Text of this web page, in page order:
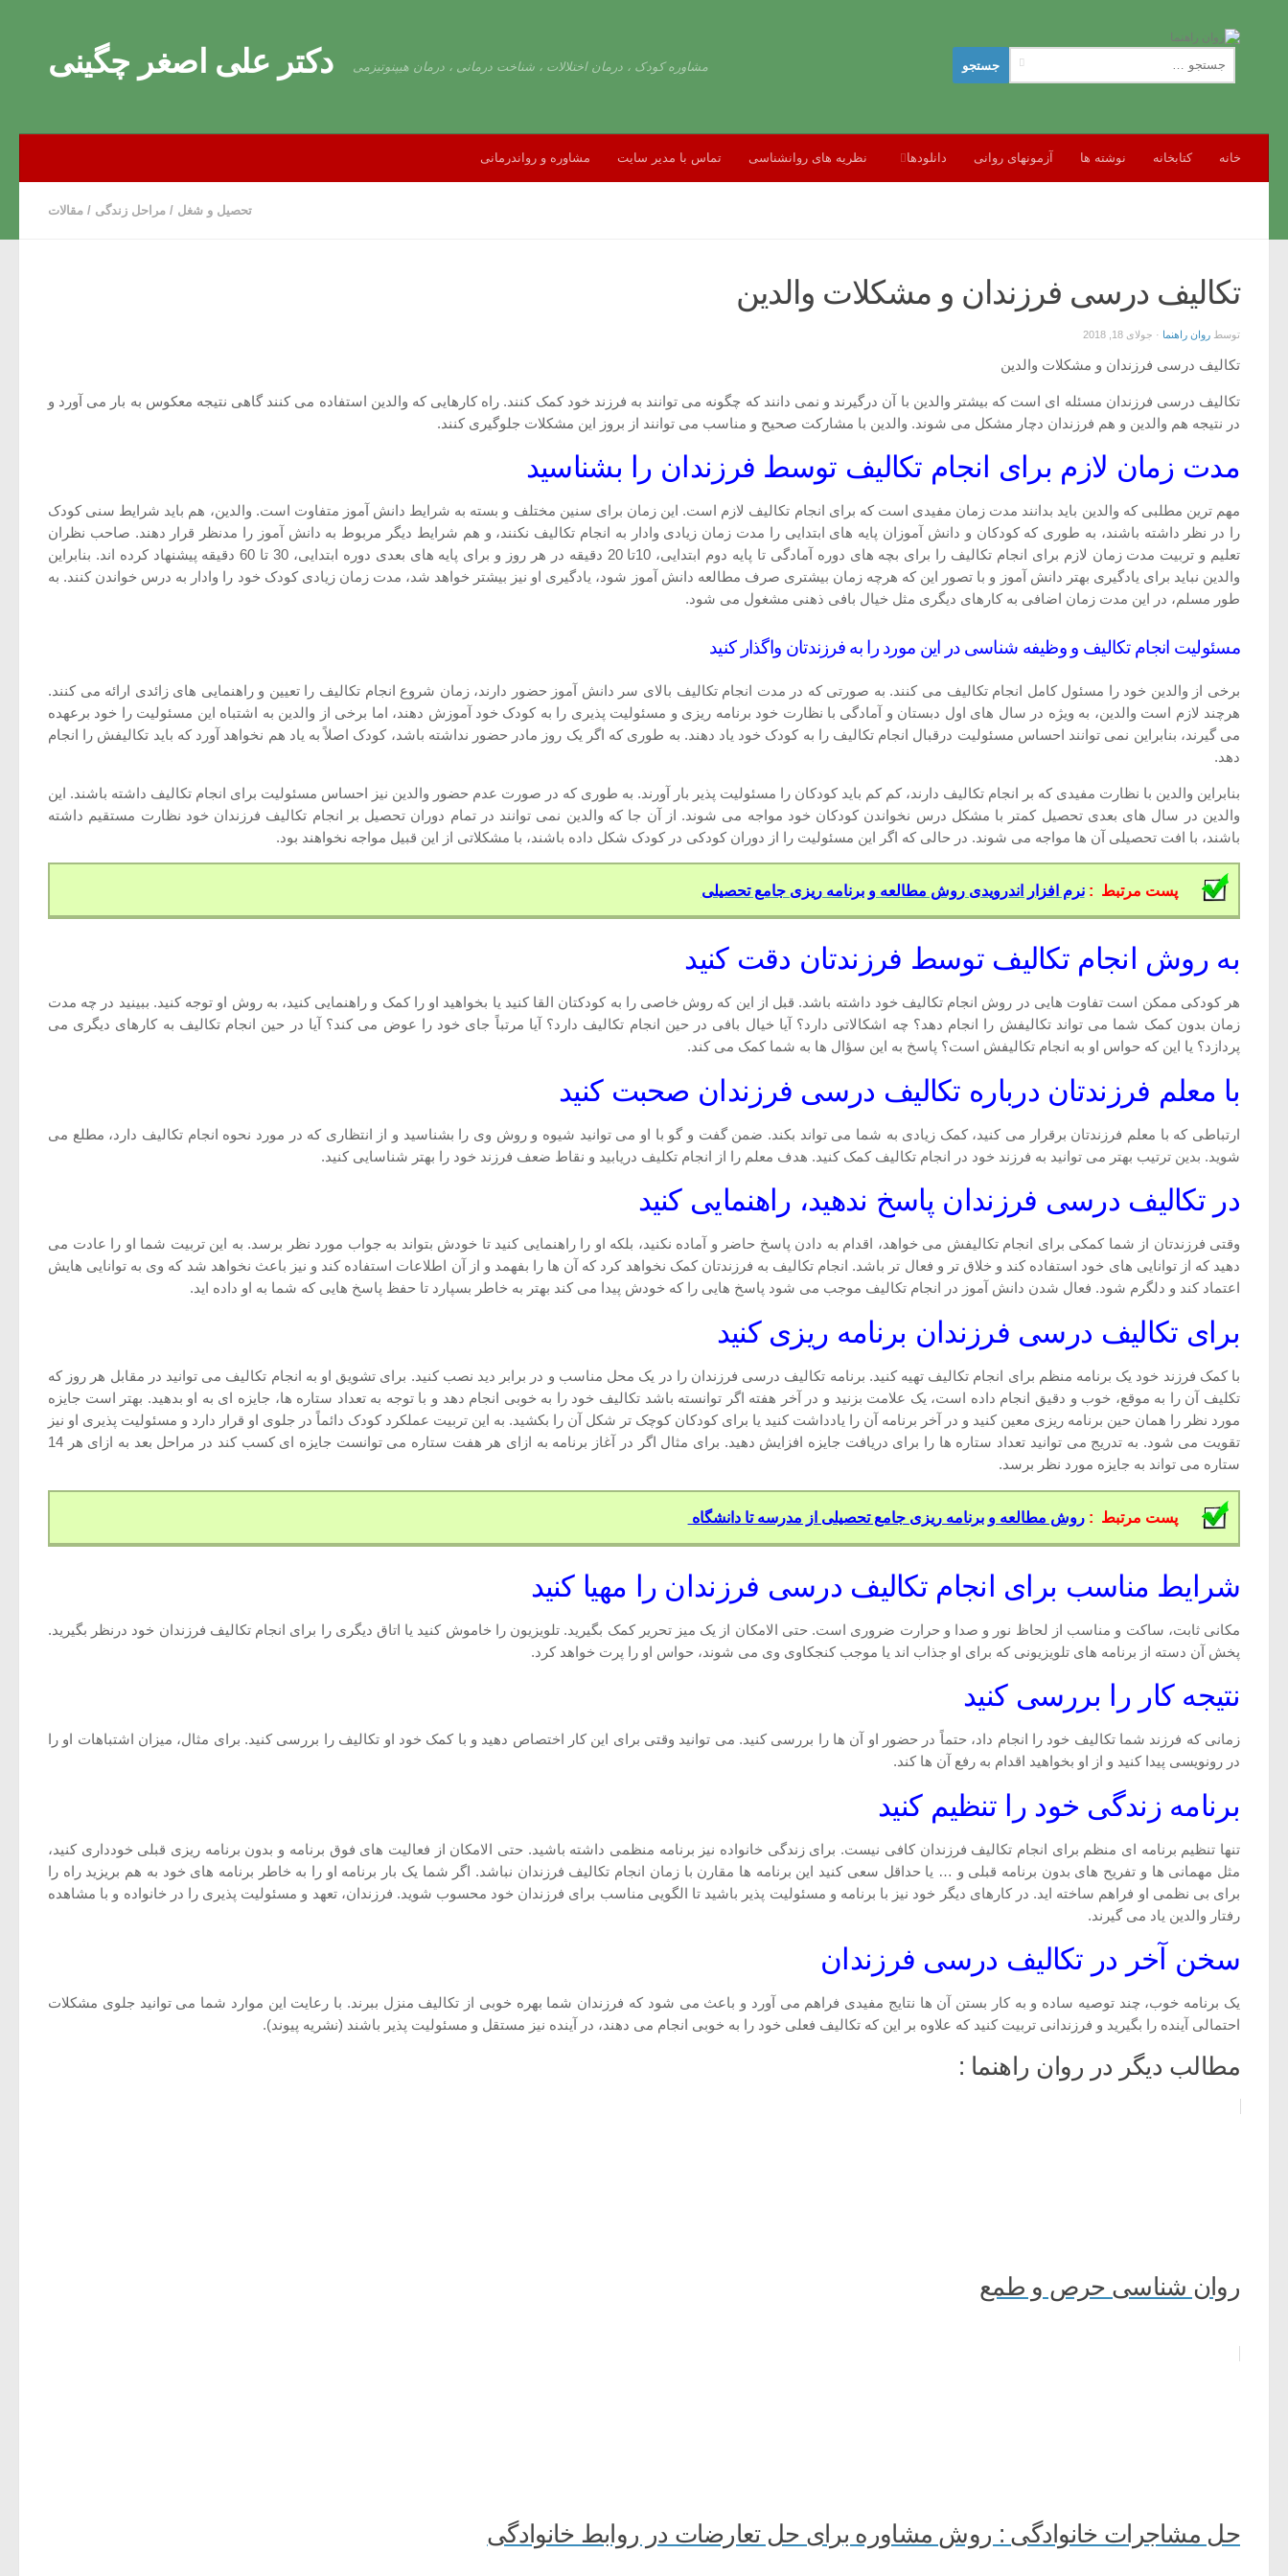
دکتر علی اصغر چگینی مشاوره کودک ، درمان اختلالات ، شناخت درمانی ، درمان هیپنوتیزمی
برای:
خانه کتابخانه نوشته ها آزمونهای روانی دانلودها نظریه های روانشناسی تماس با مدیر سایت مشاوره و رواندرمانی
تحصیل و شغل / مراحل زندگی / مقالات
تکالیف درسی فرزندان و مشکلات والدین
توسط روان راهنما · جولای 18, 2018
تکالیف درسی فرزندان و مشکلات والدین
تکالیف درسی فرزندان مسئله ای است که بیشتر والدین با آن درگیرند و نمی دانند که چگونه می توانند به فرزند خود کمک کنند. راه کارهایی که والدین استفاده می کنند گاهی نتیجه معکوس به بار می آورد و
در نتیجه هم والدین و هم فرزندان دچار مشکل می شوند. والدین با مشارکت صحیح و مناسب می توانند از بروز این مشکلات جلوگیری کنند.
مدت زمان لازم برای انجام تکالیف توسط فرزندان را بشناسید
مهم ترین مطلبی که والدین باید بدانند مدت زمان مفیدی است که برای انجام تکالیف لازم است. این زمان برای سنین مختلف و بسته به شرایط دانش آموز متفاوت است. والدین، هم باید شرایط سنی کودک
را در نظر داشته باشند، به طوری که کودکان و دانش آموزان پایه های ابتدایی را مدت زمان زیادی وادار به انجام تکالیف نکنند، و هم شرایط دیگر مربوط به دانش آموز را مدنظر قرار دهند. صاحب نظران
تعلیم و تربیت مدت زمان لازم برای انجام تکالیف را برای بچه های دوره آمادگی تا پایه دوم ابتدایی، 10تا 20 دقیقه در هر روز و برای پایه های بعدی دوره ابتدایی، 30 تا 60 دقیقه پیشنهاد کرده اند. بنابراین
والدین نباید برای یادگیری بهتر دانش آموز و با تصور این که هرچه زمان بیشتری صرف مطالعه دانش آموز شود، یادگیری او نیز بیشتر خواهد شد، مدت زمان زیادی کودک خود را وادار به درس خواندن کنند. به
طور مسلم، در این مدت زمان اضافی به کارهای دیگری مثل خیال بافی ذهنی مشغول می شود.
مسئولیت انجام تکالیف و وظیفه شناسی در این مورد را به فرزندتان واگذار کنید
برخی از والدین خود را مسئول کامل انجام تکالیف می کنند. به صورتی که در مدت انجام تکالیف بالای سر دانش آموز حضور دارند، زمان شروع انجام تکالیف را تعیین و راهنمایی های زائدی ارائه می کنند.
هرچند لازم است والدین، به ویژه در سال های اول دبستان و آمادگی با نظارت خود برنامه ریزی و مسئولیت پذیری را به کودک خود آموزش دهند، اما برخی از والدین به اشتباه این مسئولیت را خود برعهده
می گیرند، بنابراین نمی توانند احساس مسئولیت درقبال انجام تکالیف را به کودک خود یاد دهند. به طوری که اگر یک روز مادر حضور نداشته باشد، کودک اصلاً به یاد هم نخواهد آورد که باید تکالیفش را انجام
دهد.
بنابراین والدین با نظارت مفیدی که بر انجام تکالیف دارند، کم کم باید کودکان را مسئولیت پذیر بار آورند. به طوری که در صورت عدم حضور والدین نیز احساس مسئولیت برای انجام تکالیف داشته باشند. این
والدین در سال های بعدی تحصیل کمتر با مشکل درس نخواندن کودکان خود مواجه می شوند. از آن جا که والدین نمی توانند در تمام دوران تحصیل بر انجام تکالیف فرزندان خود نظارت مستقیم داشته
باشند، با افت تحصیلی آن ها مواجه می شوند. در حالی که اگر این مسئولیت را از دوران کودکی در کودک شکل داده باشند، با مشکلاتی از این قبیل مواجه نخواهند بود.
پست مرتبط :نرم افزار اندرویدی روش مطالعه و برنامه ریزی جامع تحصیلی
به روش انجام تکالیف توسط فرزندتان دقت کنید
هر کودکی ممکن است تفاوت هایی در روش انجام تکالیف خود داشته باشد. قبل از این که روش خاصی را به کودکتان القا کنید یا بخواهید او را کمک و راهنمایی کنید، به روش او توجه کنید. ببینید در چه مدت
زمان بدون کمک شما می تواند تکالیفش را انجام دهد؟ چه اشکالاتی دارد؟ آیا خیال بافی در حین انجام تکالیف دارد؟ آیا مرتباً جای خود را عوض می کند؟ آیا در حین انجام تکالیف به کارهای دیگری می
پردازد؟ یا این که حواس او به انجام تکالیفش است؟ پاسخ به این سؤال ها به شما کمک می کند.
با معلم فرزندتان درباره تکالیف درسی فرزندان صحبت کنید
ارتباطی که با معلم فرزندتان برقرار می کنید، کمک زیادی به شما می تواند بکند. ضمن گفت و گو با او می توانید شیوه و روش وی را بشناسید و از انتظاری که در مورد نحوه انجام تکالیف دارد، مطلع می
شوید. بدین ترتیب بهتر می توانید به فرزند خود در انجام تکالیف کمک کنید. هدف معلم را از انجام تکلیف دریابید و نقاط ضعف فرزند خود را بهتر شناسایی کنید.
در تکالیف درسی فرزندان پاسخ ندهید، راهنمایی کنید
وقتی فرزندتان از شما کمکی برای انجام تکالیفش می خواهد، اقدام به دادن پاسخ حاضر و آماده نکنید، بلکه او را راهنمایی کنید تا خودش بتواند به جواب مورد نظر برسد. به این تربیت شما او را عادت می
دهید که از توانایی های خود استفاده کند و خلاق تر و فعال تر باشد. انجام تکالیف به فرزندتان کمک نخواهد کرد که آن ها را بفهمد و از آن اطلاعات استفاده کند و نیز باعث نخواهد شد که وی به توانایی هایش
اعتماد کند و دلگرم شود. فعال شدن دانش آموز در انجام تکالیف موجب می شود پاسخ هایی را که خودش پیدا می کند بهتر به خاطر بسپارد تا حفظ پاسخ هایی که شما به او داده اید.
برای تکالیف درسی فرزندان برنامه ریزی کنید
با کمک فرزند خود یک برنامه منظم برای انجام تکالیف تهیه کنید. برنامه تکالیف درسی فرزندان را در یک محل مناسب و در برابر دید نصب کنید. برای تشویق او به انجام تکالیف می توانید در مقابل هر روز که
تکلیف آن را به موقع، خوب و دقیق انجام داده است، یک علامت بزنید و در آخر هفته اگر توانسته باشد تکالیف خود را به خوبی انجام دهد و با توجه به تعداد ستاره ها، جایزه ای به او بدهید. بهتر است جایزه
مورد نظر را همان حین برنامه ریزی معین کنید و در آخر برنامه آن را یادداشت کنید یا برای کودکان کوچک تر شکل آن را بکشید. به این تربیت عملکرد کودک دائماً در جلوی او قرار دارد و مسئولیت پذیری او نیز
تقویت می شود. به تدریج می توانید تعداد ستاره ها را برای دریافت جایزه افزایش دهید. برای مثال اگر در آغاز برنامه به ازای هر هفت ستاره می توانست جایزه ای کسب کند در مراحل بعد به ازای هر 14
ستاره می تواند به جایزه مورد نظر برسد.
پست مرتبط :روش مطالعه و برنامه ریزی جامع تحصیلی از مدرسه تا دانشگاه
شرایط مناسب برای انجام تکالیف درسی فرزندان را مهیا کنید
مکانی ثابت، ساکت و مناسب از لحاظ نور و صدا و حرارت ضروری است. حتی الامکان از یک میز تحریر کمک بگیرید. تلویزیون را خاموش کنید یا اتاق دیگری را برای انجام تکالیف فرزندان خود درنظر بگیرید.
پخش آن دسته از برنامه های تلویزیونی که برای او جذاب اند یا موجب کنجکاوی وی می شوند، حواس او را پرت خواهد کرد.
نتیجه کار را بررسی کنید
زمانی که فرزند شما تکالیف خود را انجام داد، حتماً در حضور او آن ها را بررسی کنید. می توانید وقتی برای این کار اختصاص دهید و با کمک خود او تکالیف را بررسی کنید. برای مثال، میزان اشتباهات او را
در رونویسی پیدا کنید و از او بخواهید اقدام به رفع آن ها کند.
برنامه زندگی خود را تنظیم کنید
تنها تنظیم برنامه ای منظم برای انجام تکالیف فرزندان کافی نیست. برای زندگی خانواده نیز برنامه منظمی داشته باشید. حتی الامکان از فعالیت های فوق برنامه و بدون برنامه ریزی قبلی خودداری کنید،
مثل مهمانی ها و تفریح های بدون برنامه قبلی و … یا حداقل سعی کنید این برنامه ها مقارن با زمان انجام تکالیف فرزندان نباشد. اگر شما یک بار برنامه او را به خاطر برنامه های خود به هم بریزید راه را
برای بی نظمی او فراهم ساخته اید. در کارهای دیگر خود نیز با برنامه و مسئولیت پذیر باشید تا الگویی مناسب برای فرزندان خود محسوب شوید. فرزندان، تعهد و مسئولیت پذیری را در خانواده و با مشاهده
رفتار والدین یاد می گیرند.
سخن آخر در تکالیف درسی فرزندان
یک برنامه خوب، چند توصیه ساده و به کار بستن آن ها نتایج مفیدی فراهم می آورد و باعث می شود که فرزندان شما بهره خوبی از تکالیف منزل ببرند. با رعایت این موارد شما می توانید جلوی مشکلات
احتمالی آینده را بگیرید و فرزندانی تربیت کنید که علاوه بر این که تکالیف فعلی خود را به خوبی انجام می دهند، در آینده نیز مستقل و مسئولیت پذیر باشند (نشریه پیوند).
مطالب دیگر در روان راهنما :
روان شناسی حرص و طمع
حل مشاجرات خانوادگی : روش مشاوره برای حل تعارضات در روابط خانوادگی